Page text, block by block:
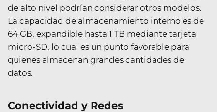
de alto nivel podrían considerar otros modelos.
La capacidad de almacenamiento interno es de
64 GB, expandible hasta 1 TB mediante tarjeta
micro-SD, lo cual es un punto favorable para
quienes almacenan grandes cantidades de
datos.
Conectividad y Redes